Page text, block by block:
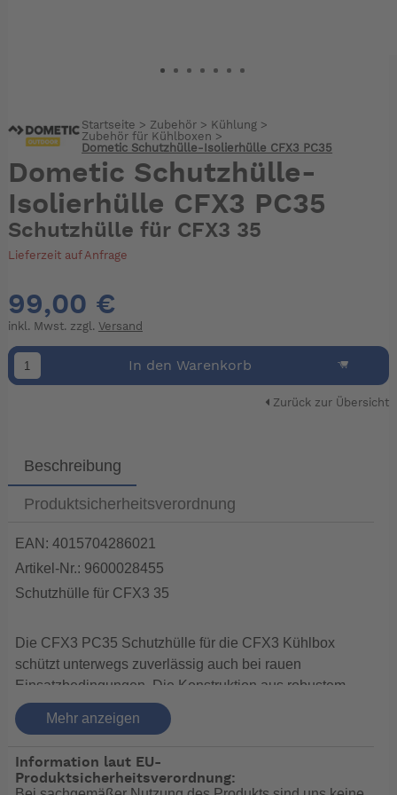
Startseite > Zubehör > Kühlung >
Zubehör für Kühlboxen >
Dometic Schutzhülle-Isolierhülle CFX3 PC35
Dometic Schutzhülle-
Isolierhülle CFX3 PC35
Schutzhülle für CFX3 35
Lieferzeit auf Anfrage
99,00 €
inkl. Mwst. zzgl. Versand
In den Warenkorb
Zurück zur Übersicht
Beschreibung
Produktsicherheitsverordnung
EAN: 4015704286021
Artikel-Nr.: 9600028455
Schutzhülle für CFX3 35
Die CFX3 PC35 Schutzhülle für die CFX3 Kühlbox
schützt unterwegs zuverlässig auch bei rauen
Einsatzbedingungen. Die Konstruktion aus robustem
thermogeformtem EVA-Schaum und 1200D Nylon
schützt vor Schmutz, Staub und Kratzern. Sorgenfrei
Aus widerstandsfähigem 1200D Nylon und
Mehr anzeigen
Information laut EU-
Produktsicherheitsverordnung: